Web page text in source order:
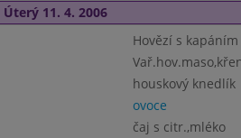
Úterý 11. 4. 2006
Hovězí s kapáním
houskový knedlík
ovoce
čaj s citr.,mléko